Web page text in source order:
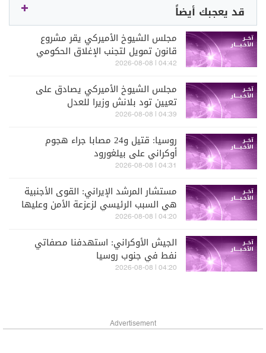
قد يعجبك أيضاً
مجلس الشيوخ الأميركي يقر مشروع
قانون تمويل لتجنب الإغلاق الحكومي
04:42 | 2026-08-08
مجلس الشيوخ الأميركي يصادق على
تعيين تود بلانش وزيرا للعدل
04:39 | 2026-08-08
روسيا: قتيل و24 مصابا جراء هجوم
أوكراني على بيلغورود
04:31 | 2026-08-08
مستشار المرشد الإيراني: القوى الأجنبية
هي السبب الرئيسي لزعزعة الأمن وعليها
مغادرة المنطقة
04:20 | 2026-08-08
الجيش الأوكراني: استهدفنا مصفاتي
نفط في جنوب روسيا
04:20 | 2026-08-08
Advertisement